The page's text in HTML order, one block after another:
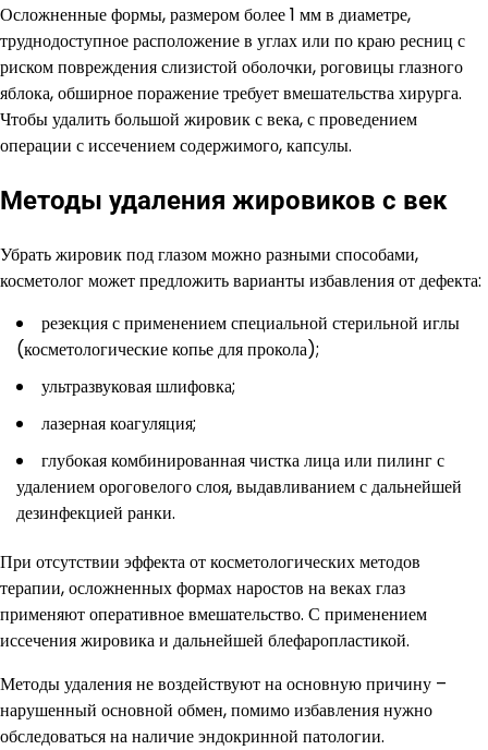
Осложненные формы, размером более 1 мм в диаметре,
труднодоступное расположение в углах или по краю ресниц с
риском повреждения слизистой оболочки, роговицы глазного
яблока, обширное поражение требует вмешательства хирурга.
Чтобы удалить большой жировик с века, с проведением
операции с иссечением содержимого, капсулы.
Методы удаления жировиков с век
Убрать жировик под глазом можно разными способами,
косметолог может предложить варианты избавления от дефекта:
резекция с применением специальной стерильной иглы
(косметологические копье для прокола);
ультразвуковая шлифовка;
лазерная коагуляция;
глубокая комбинированная чистка лица или пилинг с
удалением ороговелого слоя, выдавливанием с дальнейшей
дезинфекцией ранки.
При отсутствии эффекта от косметологических методов
терапии, осложненных формах наростов на веках глаз
применяют оперативное вмешательство. С применением
иссечения жировика и дальнейшей блефаропластикой.
Методы удаления не воздействуют на основную причину –
нарушенный основной обмен, помимо избавления нужно
обследоваться на наличие эндокринной патологии.